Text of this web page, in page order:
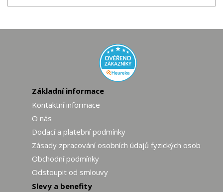
Základní informace
Kontaktní informace
O nás
Dodací a platební podmínky
Zásady zpracování osobních údajů fyzických osob
Obchodní podmínky
Odstoupit od smlouvy
Slevy a benefity